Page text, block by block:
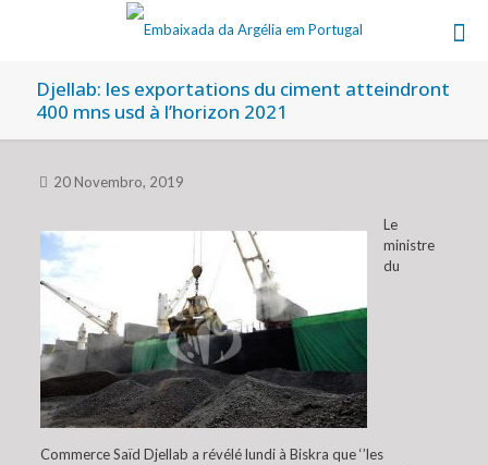
Djellab: les exportations du ciment atteindront
400 mns usd à l’horizon 2021
20 Novembro, 2019
Le
ministre
du
Commerce Saïd Djellab a révélé lundi à Biskra que ‘’les